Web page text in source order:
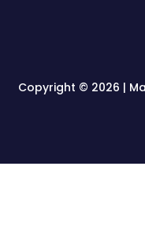
Copyright © 2026 |